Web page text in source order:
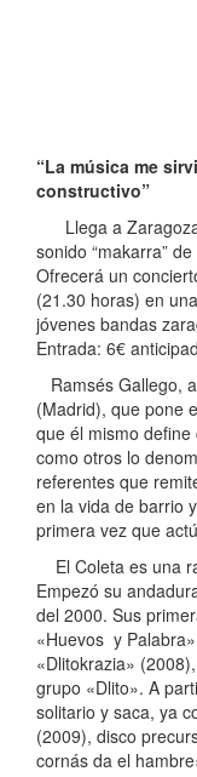
“La música me
constructivo”
Llega a Zaragoza
sonido “makarra”
Ofrecerá un
(21.30 horas) en
jóvenes bandas
Entrada: 6€
Ramsés Gallego,
(Madrid), que pone
que él mismo
como otros lo
referentes que
en la vida de barrio
primera vez que
El Coleta es una
Empezó su
del 2000. Sus
«Huevos y
«Dlitokrazia»
grupo «Dlito». A
solitario y saca, ya
(2009), disco
cornás da el